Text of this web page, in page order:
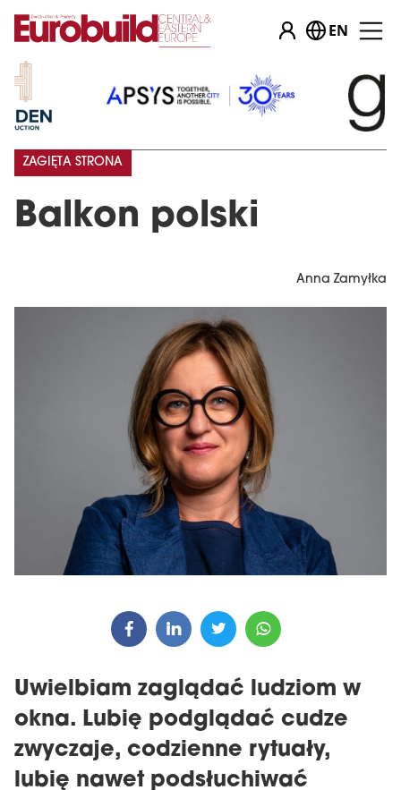
EN
Balkon polski
ZAGIĘTA STRONA
Anna Zamyłka
Uwielbiam zaglądać ludziom w
okna. Lubię podglądać cudze
zwyczaje, codzienne rytuały,
lubię nawet podsłuchiwać